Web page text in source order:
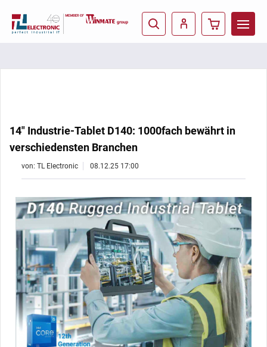
14" Industrie-Tablet D140: 1000fach bewährt in
verschiedensten Branchen
von: TL Electronic 08.12.25 17:00